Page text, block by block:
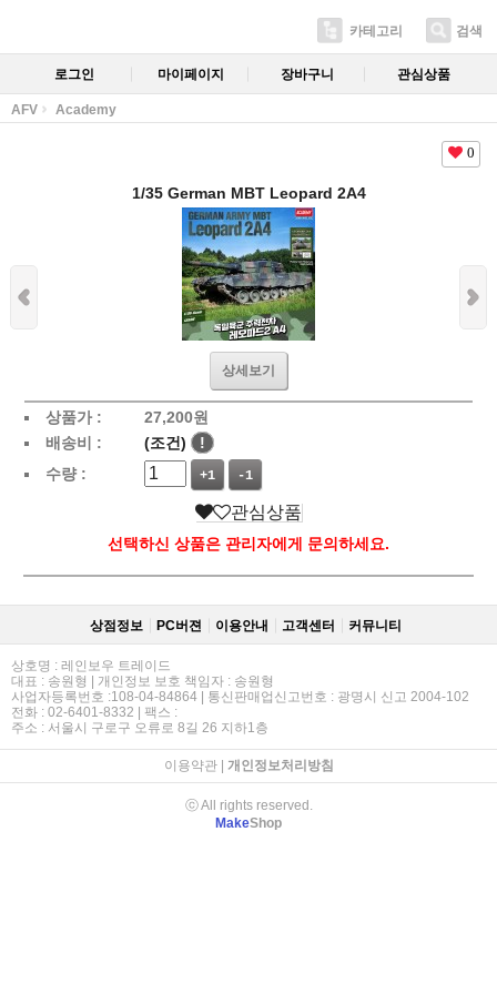
카테고리 검색
로그인 마이페이지 장바구니 관심상품
AFV Academy
0
1/35 German MBT Leopard 2A4
상세보기
상품가 : 27,200원
배송비 :
(조건)
!
수량 :
+1 -1
관심상품
선택하신 상품은 관리자에게 문의하세요.
상점정보 PC버젼 이용안내 고객센터 커뮤니티
상호명 : 레인보우 트레이드
대표 : 송원형 | 개인정보 보호 책임자 : 송원형
사업자등록번호 :108-04-84864 | 통신판매업신고번호 : 광명시 신고 2004-102
전화 : 02-6401-8332 | 팩스 :
주소 : 서울시 구로구 오류로 8길 26 지하1층
이용약관| 개인정보처리방침
ⓒ All rights reserved.
MakeShop